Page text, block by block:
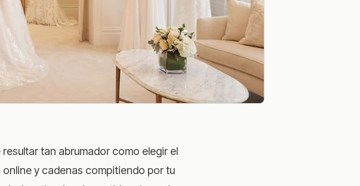
tan abrumador como elegir el
y cadenas compitiendo por tu